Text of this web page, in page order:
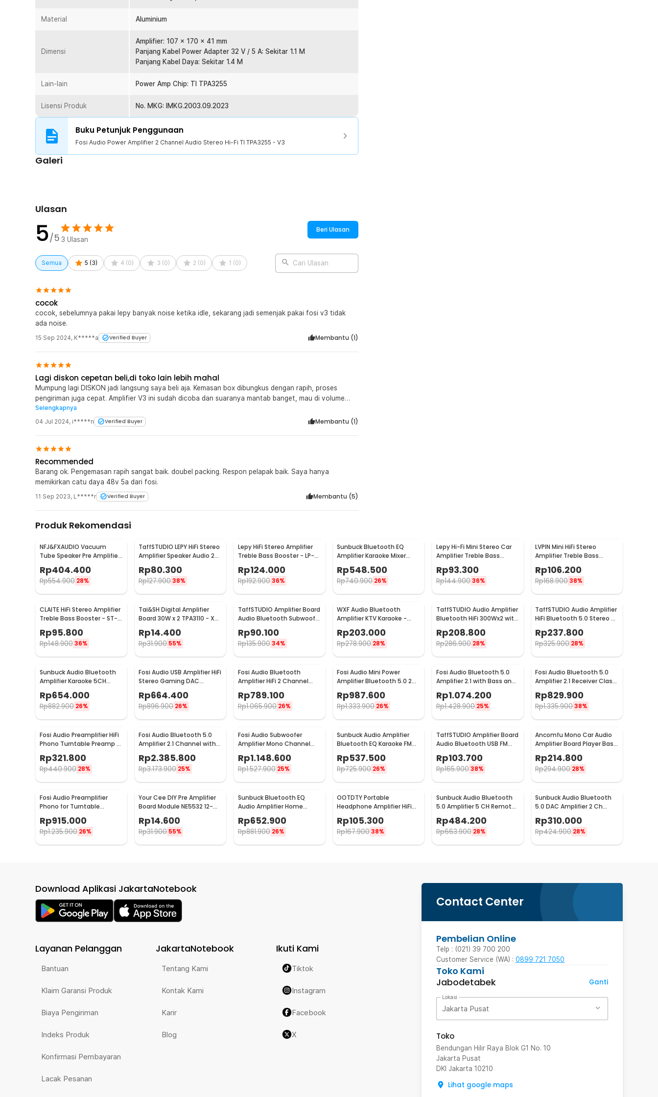
Rincian yang Anda dapatkan untuk pembelian produk ini:
1 x Kabel Daya
Material Aluminium
Dimensi
Amplifier: 107 x 170 x 41 mm
Panjang Kabel Power Adapter 32 V / 5 A: Sekitar 1.1 M
Panjang Kabel Daya: Sekitar 1.4 M
Lain-lain Power Amp Chip: TI TPA3255
Lisensi Produk No. MKG: IMKG.2003.09.2023
Buku Petunjuk Penggunaan
Fosi Audio Power Amplifier 2 Channel Audio Stereo Hi-Fi TI TPA3255 - V3
Galeri
Ulasan
5/5 3 Ulasan
Beri Ulasan
Semua 5 (3) 4 (0) 3 (0) 2 (0) 1 (0) Cari Ulasan
cocok
cocok, sebelumnya pakai lepy banyak noise ketika idle, sekarang jadi semenjak pakai fosi v3 tidak
ada noise.
15 Sep 2024, K*****a Verified Buyer Membantu (1)
Lagi diskon cepetan beli,di toko lain lebih mahal
Mumpung lagi DISKON jadi langsung saya beli aja. Kemasan box dibungkus dengan rapih, proses
pengiriman juga cepat. Amplifier V3 ini sudah dicoba dan suaranya mantab banget, mau di volume
kecil atau volume gede semua jelas kedengaran detailnya. Jadi kalo malam2 mau istirahat sambil
dengerin music tidak mengganggu yang lain. Pokoknya TOP banget deh, gak ngira dengan harga
segitu bisa dapat suara yang sebagus ini. Bebas desis dan jernih banget tanpa distorsi. Baik vocal
Selengkapnya
04 Jul 2024, i*****n Verified Buyer Membantu (1)
Recommended
Barang ok. Pengemasan rapih sangat baik. doubel packing. Respon pelapak baik. Saya hanya
memikirkan catu daya 48v 5a dari fosi.
11 Sep 2023, L*****r Verified Buyer Membantu (5)
Produk Rekomendasi
NFJ&FXAUDIO Vacuum
Tube Speaker Pre Amplifier
TUBE-03
Rp404.400
Rp554.900 28%
TaffSTUDIO LEPY HiFi Stereo
Amplifier Speaker Audio 2
Channel 20W - HY-2001
Rp80.300
Rp127.90038%
Lepy HiFi Stereo Amplifier
Treble Bass Booster - LP-
Rp124.000
Rp192.900 36%
Sunbuck Bluetooth EQ
Amplifier Karaoke Mixer
Audio FM - AV-MP326BT
Rp548.500
Rp740.900 26%
Lepy Hi-Fi Mini Stereo Car
Amplifier Treble Bass
Booster - AK-170
Rp93.300
Rp144.900 36%
LVPIN Mini HiFi Stereo
Amplifier Treble Bass
Booster 12V - ST-838
Rp106.200
Rp168.90038%
CLAITE HiFi Stereo Amplifier
Treble Bass Booster - ST-
Rp95.800
Rp148.900 36%
Tai&SH Digital Amplifier
Board 30W x 2 TPA3110 - XH-
Rp14.400
Rp31.900 55%
TaffSTUDIO Amplifier Board
Audio Bluetooth Subwoofer
Rp90.100
Rp135.900 34%
WXF Audio Bluetooth
Amplifier KTV Karaoke -
Rp203.000
Rp278.900 28%
TaffSTUDIO Audio Amplifier
Bluetooth HiFi 300Wx2 with
Remote Control - BT-198E
Rp208.800
Rp286.900 28%
TaffSTUDIO Audio Amplifier
HiFi Bluetooth 5.0 Stereo 2
Channel 800W - BT-309A
Rp237.800
Rp325.900 28%
Sunbuck Audio Bluetooth
Amplifier Karaoke 5CH
600W - AV-608BT
Rp654.000
Rp882.900 26%
Fosi Audio USB Amplifier HiFi
Stereo Gaming DAC
Headphone - DAC-Q4
Rp664.400
Rp896.900 26%
Fosi Audio Bluetooth
Amplifier HiFi 2 Channel
50Wx2 TPA3116D2 - BT10A
Rp789.100
Rp1.065.900 26%
Fosi Audio Mini Power
Amplifier Bluetooth 5.0 2
Channel TPA3116D2 - BT20A
Rp987.600
Rp1.333.900 26%
Fosi Audio Bluetooth 5.0
Amplifier 2.1 with Bass and
Rp1.074.200
Rp1.428.900 25%
Fosi Audio Bluetooth 5.0
Amplifier 2.1 Receiver Class
D 2x160W - BL20C
Rp829.900
Rp1.335.90038%
Fosi Audio Preamplifier HiFi
Phono Turntable Preamp -
BOX X1
Rp321.800
Rp440.900 28%
Fosi Audio Bluetooth 5.0
Amplifier 2.1 Channel with
Remote - DA2120C
Rp2.385.800
Rp3.173.900 25%
Fosi Audio Subwoofer
Amplifier Mono Channel
200W TPA3255D2 - M03
Rp1.148.600
Rp1.527.900 25%
Sunbuck Audio Amplifier
Bluetooth EQ Karaoke FM
Radio 2000W - AS-336BU
Rp537.500
Rp725.900 26%
TaffSTUDIO Amplifier Board
Audio Bluetooth USB FM
Subwoofer DIY 400W -
D10OK
Rp103.700
Rp165.900 38%
Ancomfu Mono Car Audio
Amplifier Board Player Bass
Subwoofer 12V 600W - FK-
206
Rp214.800
Rp294.900 28%
Fosi Audio Preamplifier
Phono for Turntable
Box X2
Rp915.000
Rp1.235.900 26%
Your Cee DIY Pre Amplifier
Board Module NE5532 12-
30V - XH-A902
Rp14.600
Rp31.900 55%
Sunbuck Bluetooth EQ
Audio Amplifier Home
Theater FM 2000W - TAV-
6188BT
Rp652.900
Rp881.900 26%
OOTDTY Portable
Headphone Amplifier HiFi
16-300 Ohm - D3CS
Rp105.300
Rp167.90038%
Sunbuck Audio Bluetooth
5.0 Amplifier 5 CH Remote
2000W - AV-298BT
Rp484.200
Rp663.900 28%
Sunbuck Audio Bluetooth
5.0 DAC Amplifier 2 Ch
Remote 2000W - AV-
660BT
Rp310.000
Rp424.900 28%
Contact Center
Pembelian Online
Telp : (021) 39 700 200
Customer Service (WA) : 0899 721 7050
Toko Kami
Jabodetabek
Ganti
Lokasi
Jakarta Pusat
Toko
Bendungan Hilir Raya Blok G1 No. 10
Jakarta Pusat
DKI Jakarta 10210
Lihat google maps
Download Aplikasi JakartaNotebook
Layanan Pelanggan
Bantuan
Klaim Garansi Produk
Biaya Pengiriman
Indeks Produk
Konfirmasi Pembayaran
Lacak Pesanan
JakartaNotebook
Tentang Kami
Kontak Kami
Karir
Blog
Ikuti Kami
Tiktok
Instagram
Facebook
X